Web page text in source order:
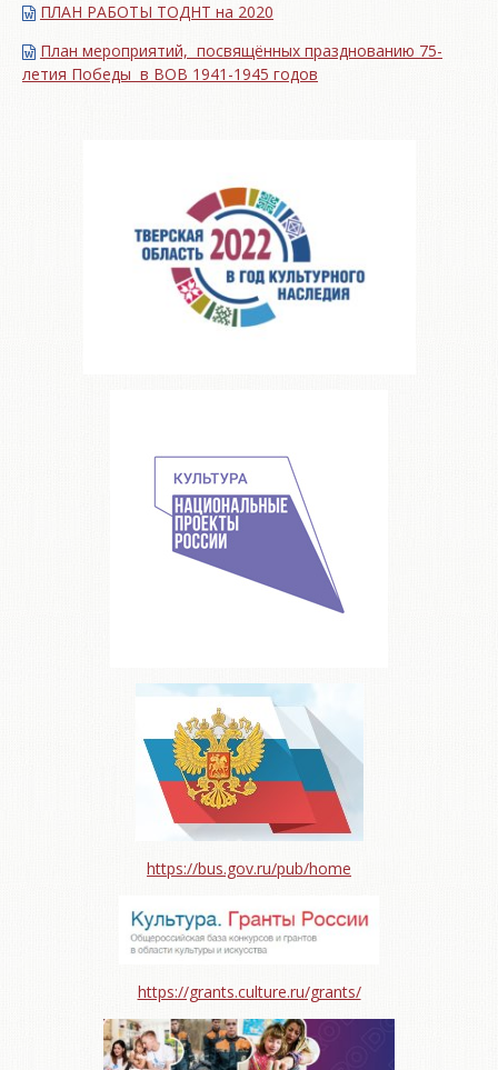
ПЛАН РАБОТЫ ТОДНТ на 2020
План мероприятий, посвящённых празднованию 75-
летия Победы в ВОВ 1941-1945 годов
https://bus.gov.ru/pub/home
https://grants.culture.ru/grants/